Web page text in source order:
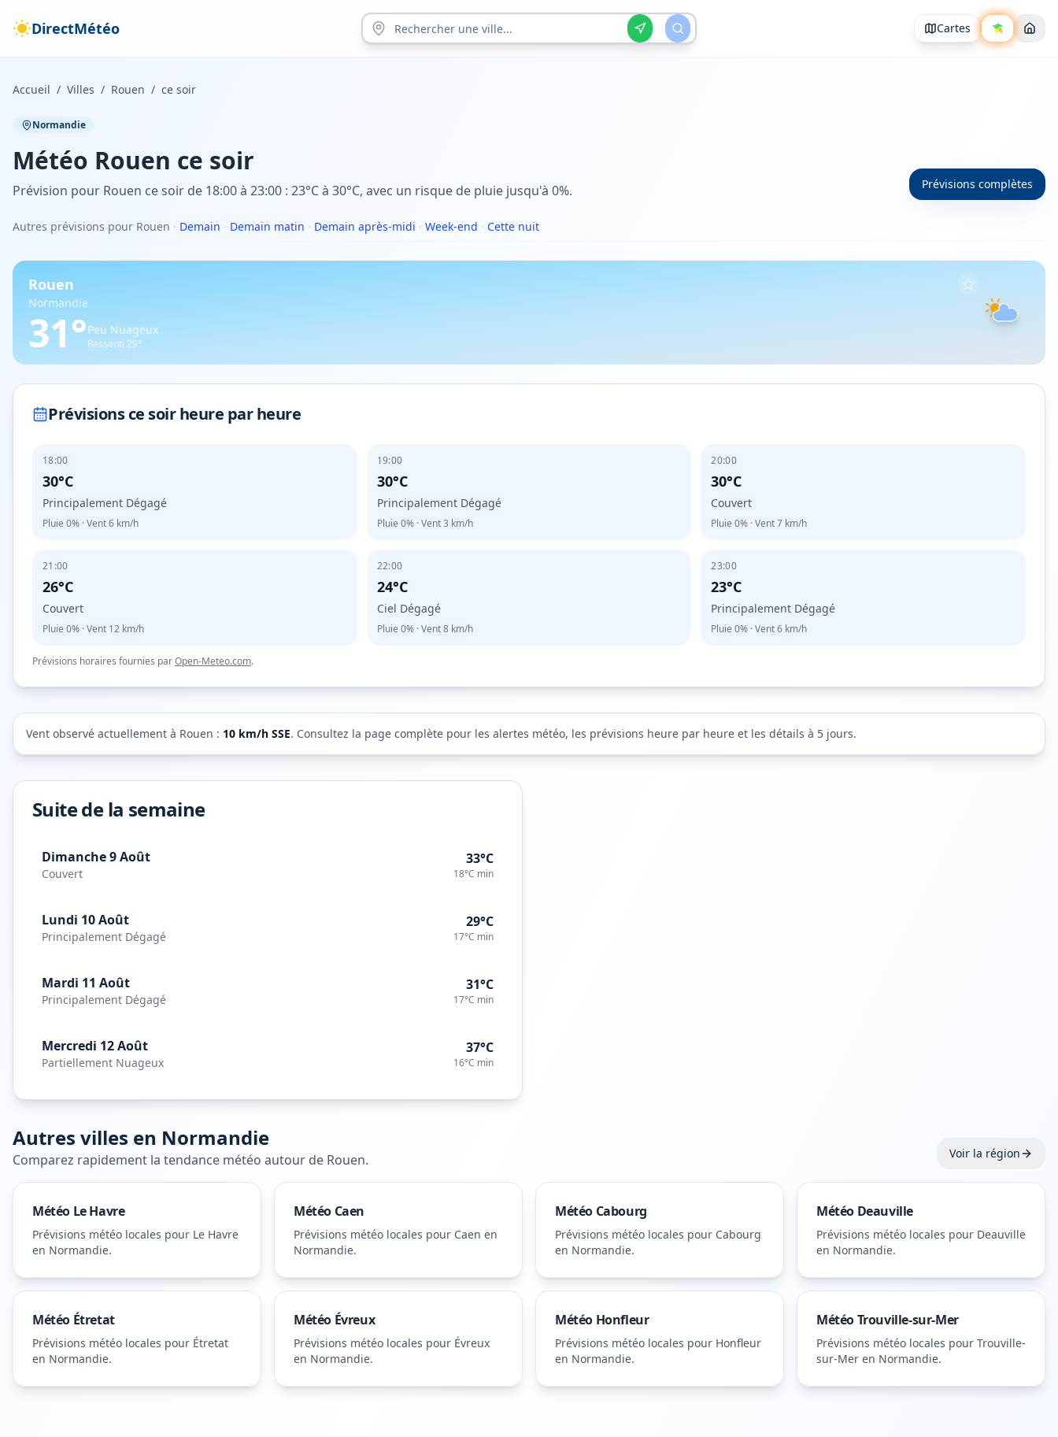
DirectMétéo Cartes
Accueil / Villes / Rouen / ce soir
Normandie
Météo Rouen ce soir
Prévision pour Rouen ce soir de 18:00 à 23:00 : 23°C à 30°C, avec un risque de pluie jusqu'à 0%. Prévisions complètes
Autres prévisions pour Rouen · Demain · Demain matin · Demain après-midi · Week-end · Cette nuit
Rouen
Normandie
31°Peu Nuageux
Ressenti 29°
Prévisions ce soir heure par heure
18:00
30°C
Principalement Dégagé
Pluie 0% · Vent6 km/h
19:00
30°C
Principalement Dégagé
Pluie 0%· Vent3 km/h
20:00
30°C
Couvert
Pluie0% · Vent7 km/h
21:00
26°C
Couvert
Pluie 0% · Vent 12 km/h
22:00
24°C
Ciel Dégagé
Pluie 0%· Vent8km/h
23:00
23°C
Principalement Dégagé
Pluie0% · Vent6 km/h
Prévisions horaires fournies parOpen-Meteo.com.
Vent observé actuellement à Rouen : 10 km/h SSE. Consultez la page complète pour les alertes météo, les prévisions heure par heure et les détails à 5 jours.
Suite de la semaine
Dimanche 9 Août
Couvert
33°C
18°C min
Lundi 10 Août
Principalement Dégagé
29°C
17°C min
Mardi 11 Août
Principalement Dégagé
31°C
17°C min
Mercredi 12 Août
Partiellement Nuageux
37°C
16°C min
Autres villes en Normandie
Comparez rapidement la tendance météo autour de Rouen. Voir la région
Météo Le Havre
Prévisions météo locales pour Le Havre
en Normandie.
Météo Caen
Prévisions météo locales pour Caen en
Normandie.
Météo Cabourg
Prévisions météo locales pour Cabourg
en Normandie.
Météo Deauville
Prévisions météo locales pour Deauville
en Normandie.
Météo Étretat
Prévisions météo locales pour Étretat
en Normandie.
Météo Évreux
Prévisions météo locales pour Évreux
en Normandie.
Météo Honfleur
Prévisions météo locales pour Honfleur
en Normandie.
MétéoTrouville-sur-Mer
Prévisions météo locales pour Trouville-
sur-Mer en Normandie.